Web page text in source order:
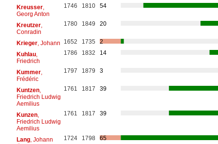
Kreusser,
Georg Anton
1746 1810 54
Kreutzer,
Conradin
1780 1849 20
Krieger, Johann 1652 1735
2
Kuhlau,
Friedrich
1786 1832 14
Kummer,
Frédéric
1797 1879 3
Kuntzen,
Friedrich Ludwig
Aemilius
1761 1817 39
Kunzen,
Friedrich Ludwig
Aemilius
1761 1817 39
Lang, Johann
1724 1798 65